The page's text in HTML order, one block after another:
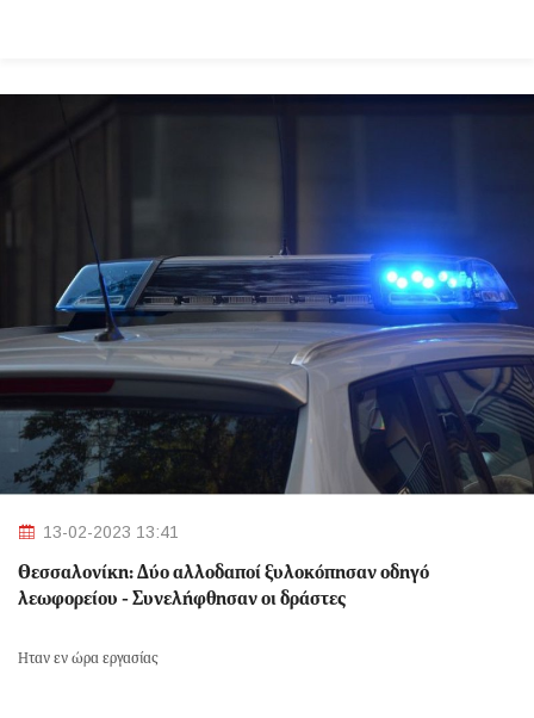
13-02-2023 13:41
Θεσσαλονίκη: Δύο αλλοδαποί ξυλοκόπησαν οδηγό
λεωφορείου - Συνελήφθησαν οι δράστες
Ήταν εν ώρα εργασίας